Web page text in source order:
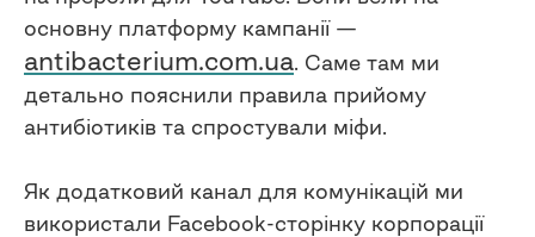
основну платформу кампанії —
antibacterium.com.ua. Саме там ми
детально пояснили правила прийому
антибіотиків та спростували міфи.
Як додатковий канал для комунікацій ми
використали Facebook-сторінку корпорації